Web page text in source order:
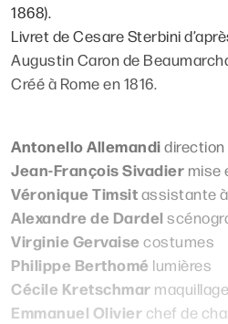
1868).
Livret de Cesare Sterbini
Augustin Caron de
Créé à Rome en 1816.
Antonello Allemandi
Jean-François Sivadier mise
Véronique Timsitassistante
Alexandre de Dardel
Virginie Gervaise costumes
Philippe Berthomé lumières
Cécile Kretschmar
Emmanuel Olivier chef de